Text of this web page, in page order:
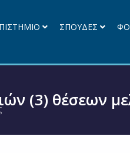
ΣΠΟΥΔΕΣ
(3) θέσεων